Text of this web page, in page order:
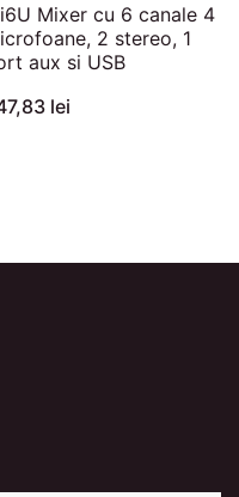
Mixer cu 6 canale 4
2 stereo, 1
aux si USB
lei